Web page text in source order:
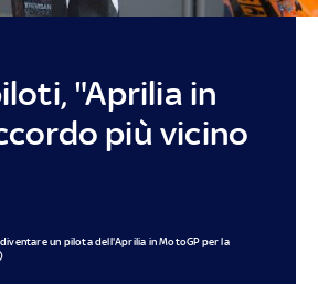
"Aprilia in
più vicino
un pilota dell'Aprilia in MotoGP per la